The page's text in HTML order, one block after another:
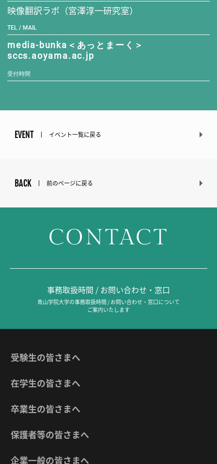
映像翻訳ラボ（宮澤淳一研究室）
TEL / MAIL
media-bunka＜あっとまーく＞
sccs.aoyama.ac.jp
受付時間
EVENT イベント一覧に戻る
BACK 前のページに戻る
CONTACT
事務取扱時間 / お問い合わせ・窓口
青山学院大学の事務取扱時間 / お問い合わせ・窓口について
ご案内いたします
受験生の皆さまへ
在学生の皆さまへ
卒業生の皆さまへ
保護者等の皆さまへ
企業一般の皆さまへ